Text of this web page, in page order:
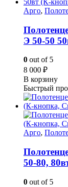
Арго,
Э 50-50
0 out of 5
8 000 ₽
В корзину
Быстрый
Арго,
50-80,
0 out of 5